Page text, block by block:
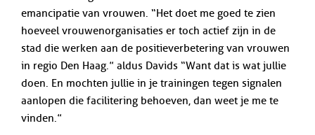
emancipatie van vrouwen. “Het doet me goed te zien
hoeveel vrouwenorganisaties er toch actief zijn in de
stad die werken aan de positieverbetering van vrouwen
in regio Den Haag.” aldus Davids “Want dat is wat jullie
doen. En mochten jullie in je trainingen tegen signalen
aanlopen die facilitering behoeven, dan weet je me te
vinden.”